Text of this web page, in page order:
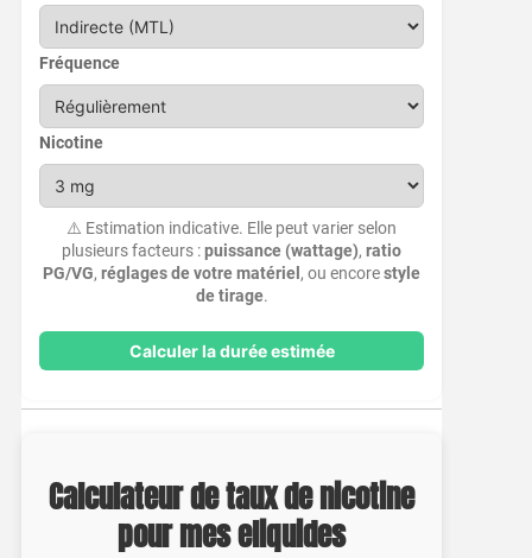
Fréquence
Nicotine
⚠️ Estimation indicative. Elle peut varier selon
plusieurs facteurs :puissance (wattage),ratio
PG/VG,réglages de votre matériel , ou encorestyle
de tirage.
Calculer la durée estimée
Calculateur de taux de nicotine
pour mes eliquides